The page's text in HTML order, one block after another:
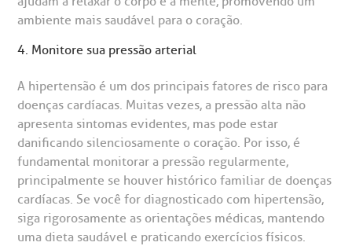
ambiente mais saudável para o coração.
4. Monitore sua pressão arterial
A hipertensão é um dos principais fatores de risco para
doenças cardíacas. Muitas vezes, a pressão alta não
apresenta sintomas evidentes, mas pode estar
danificando silenciosamente o coração. Por isso, é
fundamental monitorar a pressão regularmente,
principalmente se houver histórico familiar de doenças
cardíacas. Se você for diagnosticado com hipertensão,
siga rigorosamente as orientações médicas, mantendo
uma dieta saudável e praticando exercícios físicos.